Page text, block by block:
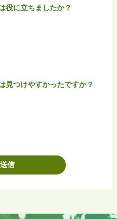
役に立ちましたか？
見つけやすかったですか？